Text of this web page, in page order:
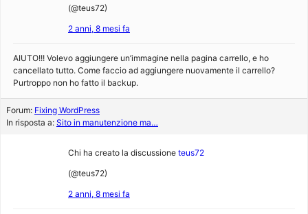
(@teus72)
2 anni, 8 mesi fa
AIUTO!!! Volevo aggiungere un’immagine nella pagina carrello, e ho
cancellato tutto. Come faccio ad aggiungere nuovamente il carrello?
Purtroppo non ho fatto il backup.
Forum: Fixing WordPress
In risposta a: Sito in manutenzione ma…
Chi ha creato la discussione teus72
(@teus72)
2 anni, 8 mesi fa